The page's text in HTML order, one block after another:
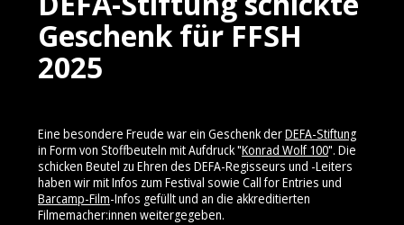
Geschenk für FFSH
2025
Eine besondere Freude war ein Geschenk derDEFA-Stiftung
in Form von Stoffbeuteln mit Aufdruck "Konrad Wolf 100". Die
schicken Beutel zu Ehren des DEFA-Regisseurs und -Leiters
haben wir mit Infos zum Festival sowie Call for Entries und
Barcamp-Film-Infos gefüllt und an die akkreditierten
Filmemacher:innen weitergegeben.